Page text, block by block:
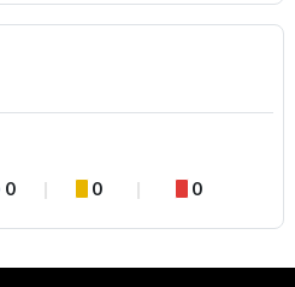
0 0 0